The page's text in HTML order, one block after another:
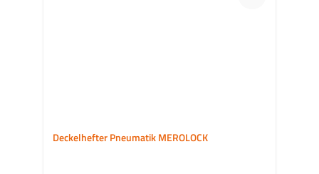
Deckelhefter Pneumatik MEROLOCK